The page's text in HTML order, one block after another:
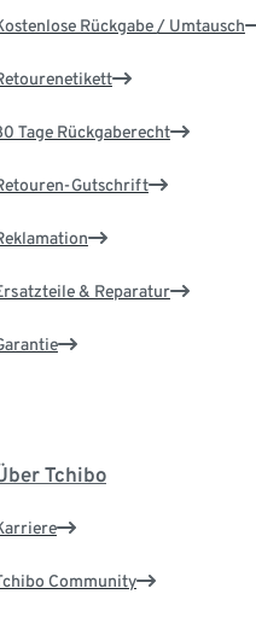
Rückgabe / Umtausch
Tage Rückgaberecht
Gutschrift
& Reparatur
Tchibo
Community